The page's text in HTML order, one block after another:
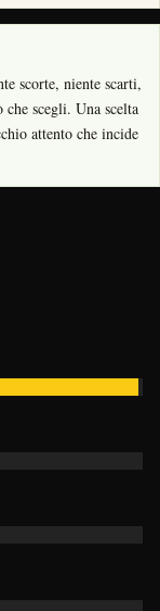
scorte, niente scarti,
scegli. Una scelta
attento che incide